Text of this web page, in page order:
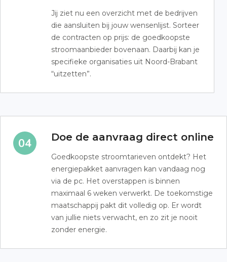
Jij ziet nu een overzicht met de bedrijven
die aansluiten bij jouw wensenlijst. Sorteer
de contracten op prijs: de goedkoopste
stroomaanbieder bovenaan. Daarbij kan je
specifieke organisaties uit Noord-Brabant
“uitzetten”.
Doe de aanvraag direct online
Goedkoopste stroomtarieven ontdekt? Het
energiepakket aanvragen kan vandaag nog
via de pc. Het overstappen is binnen
maximaal 6 weken verwerkt. De toekomstige
maatschappij pakt dit volledig op. Er wordt
van jullie niets verwacht, en zo zit je nooit
zonder energie.